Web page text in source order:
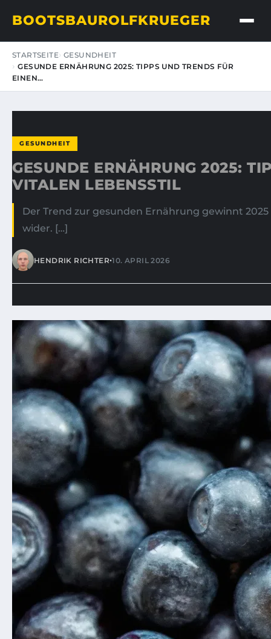
BOOTSBAUROLFKRUEGER
STARTSEITE GESUNDHEIT
GESUNDE ERNÄHRUNG 2025: TIPPS UND TRENDS FÜR
EINEN…
GESUNDHEIT
GESUNDE ERNÄHRUNG 2025:
VITALEN LEBENSSTIL
Der Trend zur gesunden Ernährung gewinnt
wider. […]
HENDRIK RICHTER•10. APRIL 2026